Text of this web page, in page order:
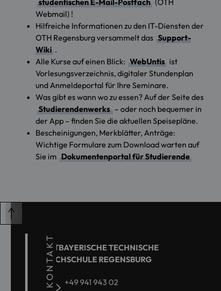
Webmail) !
Hilfreiche Informationen zu den IT-Diensten der
OTH Regensburg versammelt das Support-
Wiki .
Alle Kurse auf einen Blick: WebUntis ist
Vorlesungsverzeichnis, digitaler Stundenplan
und Anmeldeportal für Ihre Seminare.
Was gibt es wann wo zu essen? Auf der Seite des
Studierendenwerks – oder noch bequemer in
der App – finden Sie die aktuellen Speisepläne.
Bescheinigungen, Merkblätter, Anträge:
Wichtige Formulare zum Download warten auf
Sie im Dokumentenportal für Studierende
KONTAKT
OSTBAYERISCHE TECHNISCHE
HOCHSCHULE REGENSBURG
+49 941 943 02